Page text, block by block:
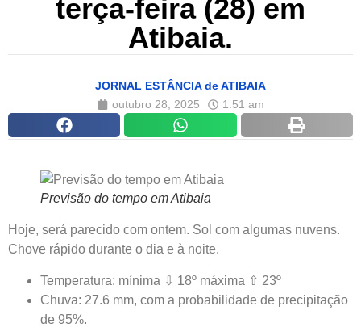
terça-feira (28) em
Atibaia.
JORNAL ESTÂNCIA de ATIBAIA
outubro 28, 2025
1:51 am
Previsão do tempo em Atibaia
Hoje, será parecido com ontem. Sol com algumas nuvens.
Chove rápido durante o dia e à noite.
Temperatura: mínima ⇩ 18º máxima ⇧ 23º
Chuva: 27.6 mm, com a probabilidade de precipitação
de 95%.